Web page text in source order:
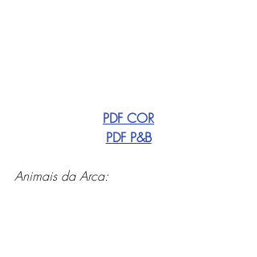
PDF COR
PDF P&B
Animais da Arca: